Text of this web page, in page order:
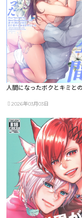
人間になったボクとキミと
2026年03月03日